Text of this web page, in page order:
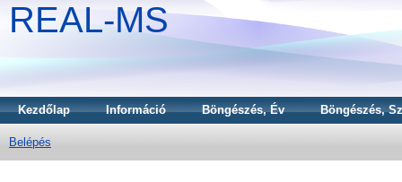
REAL-MS
Kezdőlap Információ Böngészés, Év Böngészés,
Belépés